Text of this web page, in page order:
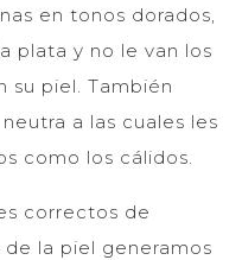
en tonos dorados,
plata y no le van los
su piel. También
a las cuales les
como los cálidos.
correctos de
la piel generamos